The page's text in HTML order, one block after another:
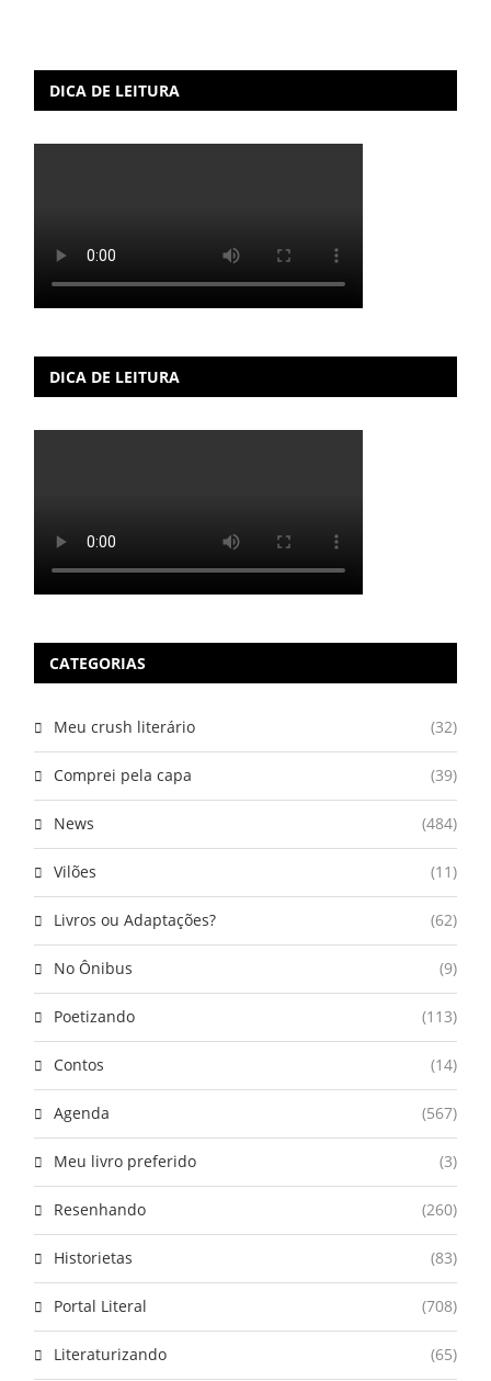
DICA DE LEITURA
DICA DE LEITURA
CATEGORIAS
Meu crush literário (32)
Comprei pela capa (39)
News (484)
Vilões (11)
Livros ou Adaptações? (62)
No Ônibus (9)
Poetizando (113)
Contos (14)
Agenda (567)
Meu livro preferido (3)
Resenhando (260)
Historietas (83)
Portal Literal (708)
Literaturizando (65)